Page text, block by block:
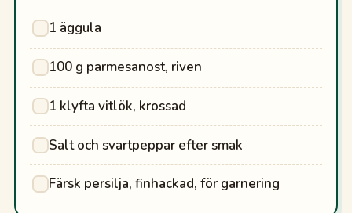
1 äggula
100 g parmesanost, riven
1 klyfta vitlök, krossad
Salt och svartpeppar efter smak
Färsk persilja, finhackad, för garnering